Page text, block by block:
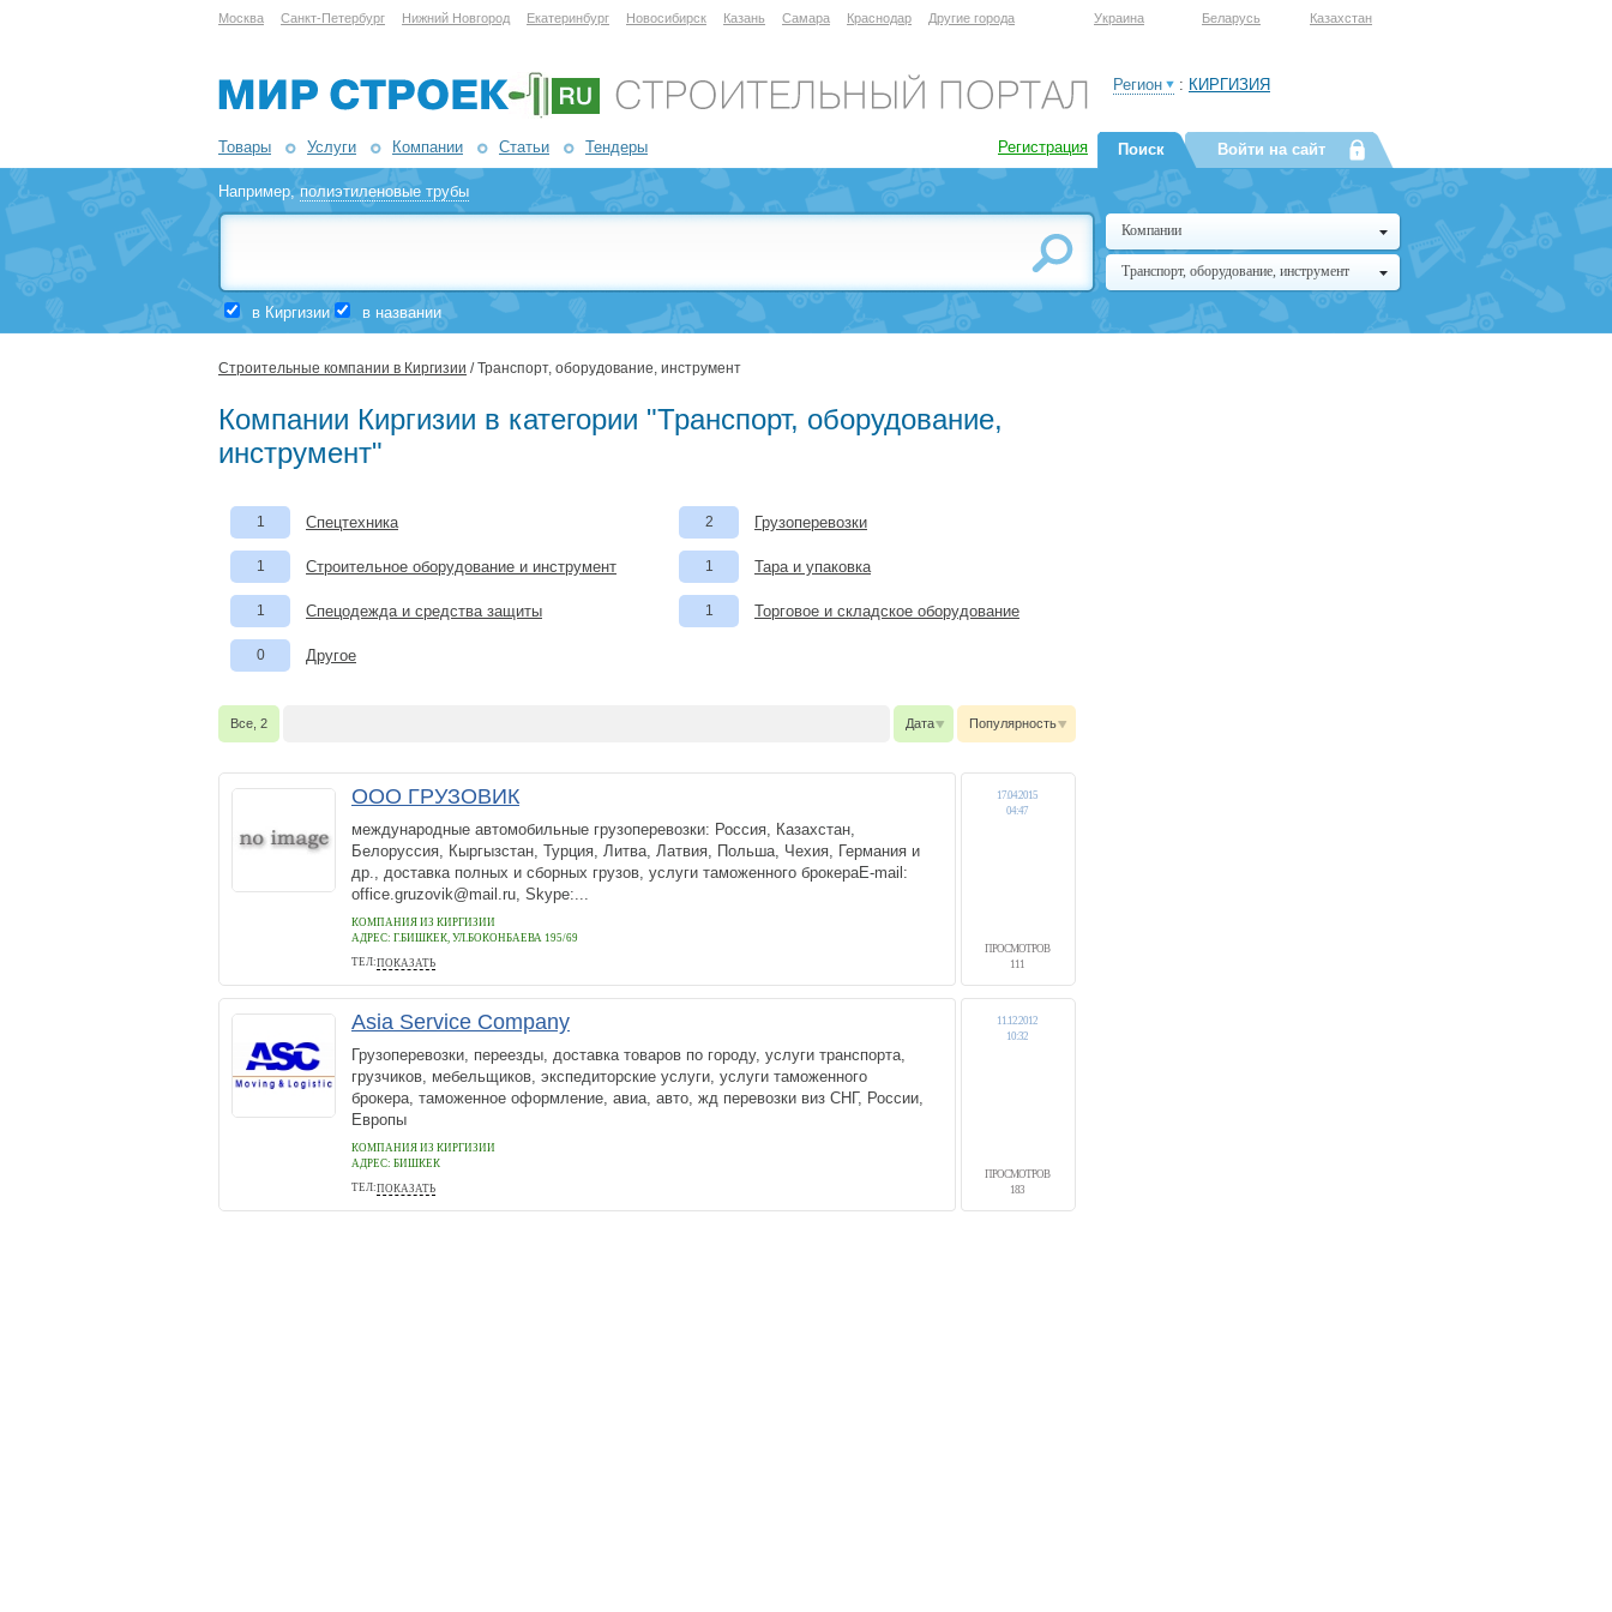
Москва Санкт-Петербург Нижний Новгород Екатеринбург Новосибирск Казань Самара Краснодар Другие города Украина Беларусь Казахстан
Товары Услуги Компании Статьи Тендеры Регистрация
Регион : КИРГИЗИЯ
Например,полиэтиленовые трубы
в Киргизии в названии
Поиск Войти на сайт
Компании
Транспорт, оборудование, инструмент
Строительные компании в Киргизии / Транспорт, оборудование, инструмент
Компании Киргизии в категории "Транспорт, оборудование,
инструмент"
1 Спецтехника 2 Грузоперевозки
1 Строительное оборудование и инструмент 1 Тара и упаковка
1 Спецодежда и средства защиты 1 Торговое и складское оборудование
0 Другое
Все, 2 Дата Популярность
ООО ГРУЗОВИК
международные автомобильные грузоперевозки: Россия, Казахстан,
Белоруссия, Кыргызстан, Турция, Литва, Латвия, Польша, Чехия, Германия и
др., доставка полных и сборных грузов, услуги таможенного брокераE-mail:
office.gruzovik@mail.ru, Skype:...
КОМПАНИЯ ИЗ КИРГИЗИИ
АДРЕС: Г.БИШКЕК, УЛ.БОКОНБАЕВА 195/69
ТЕЛ:ПОКАЗАТЬ
0557145147
ПРОСМОТРОВ
111
17.04.2015
04:47
Asia Service Company
Грузоперевозки, переезды, доставка товаров по городу, услуги транспорта,
грузчиков, мебельщиков, экспедиторские услуги, услуги таможенного
брокера, таможенное оформление, авиа, авто, жд перевозки виз СНГ, России,
Европы
КОМПАНИЯ ИЗ КИРГИЗИИ
АДРЕС: БИШКЕК
ТЕЛ:ПОКАЗАТЬ
0312461666, 0550461666, 0551461666, 0777961666, 0770961666
ПРОСМОТРОВ
183
11.12.2012
10:32